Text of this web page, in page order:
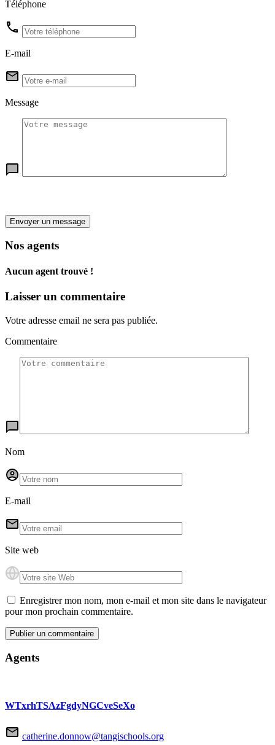
Téléphone
E-mail
Message
Envoyer un message
Nos agents
Aucun agent trouvé !
Laisser un commentaire
Votre adresse email ne sera pas publiée.
Commentaire
Nom
E-mail
Site web
Enregistrer mon nom, mon e-mail et mon site dans le navigateur
pour mon prochain commentaire.
Agents
WTxrhTSAzFgdyNGCveSeXo
catherine.donnow@tangischools.org